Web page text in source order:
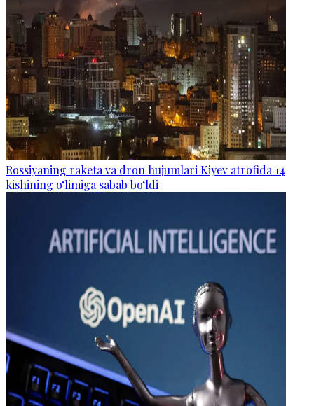
Rossiyaning raketa va dron hujumlari Kiyev atrofida 14
kishining o‘limiga sabab bo‘ldi